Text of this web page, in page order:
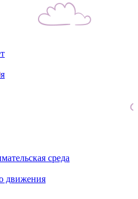
среда
движения